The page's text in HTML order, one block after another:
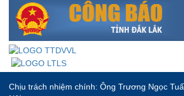
Chịu trách nhiệm chính: Ông Trương Ngọc